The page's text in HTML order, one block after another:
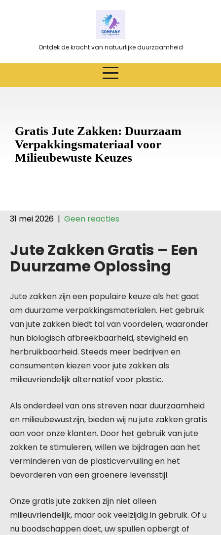
Ontdek de kracht van natuurlijke duurzaamheid
Gratis Jute Zakken: Duurzaam
Verpakkingsmateriaal voor
Milieubewuste Keuzes
31 mei 2026 | Geen reacties
Jute Zakken Gratis – Een
Duurzame Oplossing
Jute zakken zijn een populaire keuze als het gaat
om duurzame verpakkingsmaterialen. Het gebruik
van jute zakken biedt tal van voordelen, waaronder
hun biologisch afbreekbaarheid, stevigheid en
herbruikbaarheid. Steeds meer bedrijven en
consumenten kiezen voor jute zakken als
milieuvriendelijk alternatief voor plastic.
Als onderdeel van ons streven naar duurzaamheid
en milieubewustzijn, bieden wij nu jute zakken gratis
aan voor onze klanten. Door het gebruik van jute
zakken te stimuleren, willen we bijdragen aan het
verminderen van de plasticvervuiling en het
bevorderen van een groenere levensstijl.
Onze gratis jute zakken zijn niet alleen
milieuvriendelijk, maar ook veelzijdig in gebruik. Of u
nu boodschappen doet, uw spullen opbergt of